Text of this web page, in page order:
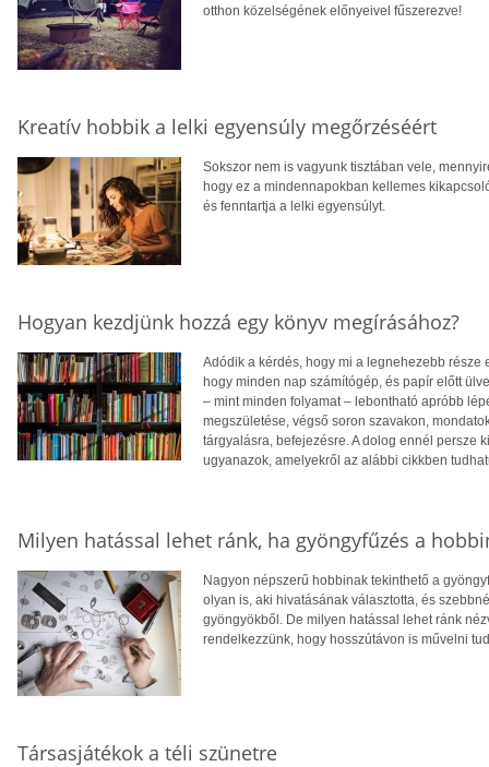
otthon közelségének előnyeivel fűszerezve!
Kreatív hobbik a lelki egyensúly megőrzéséért
Sokszor nem is vagyunk tisztában vele,
hogy ez a mindennapokban kellemes
és fenntartja a lelki egyensúlyt.
Hogyan kezdjünk hozzá egy könyv megírásához?
Adódik a kérdés, hogy mi a legnehezebb része
hogy minden nap számítógép, és papír előtt
– mint minden folyamat – lebontható apróbb
megszületése, végső soron szavakon,
tárgyalásra, befejezésre. A dolog ennél persze
ugyanazok, amelyekről az alábbi cikkben
Milyen hatással lehet ránk, ha gyöngyfűzés a
Nagyon népszerű hobbinak tekinthető a
olyan is, aki hivatásának választotta, és
gyöngyökből. De milyen hatással lehet ránk
rendelkezzünk, hogy hosszútávon is művelni
Társasjátékok a téli szünetre